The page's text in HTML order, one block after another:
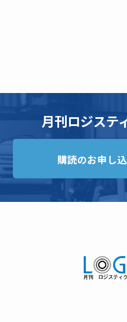
月刊ロジステ
購読のお申し